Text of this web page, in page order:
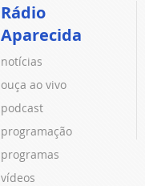
Rádio
Aparecida
notícias
ouça ao vivo
podcast
programação
programas
vídeos